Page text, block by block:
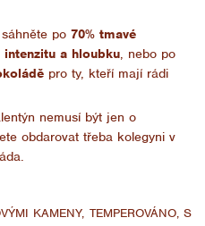
po 70% tmavé
intenzitu a hloubku, nebo po
pro ty, kteří mají rádi
nemusí být jen o
obdarovat třeba kolegyni v
KAMENY, TEMPEROVÁNO, S